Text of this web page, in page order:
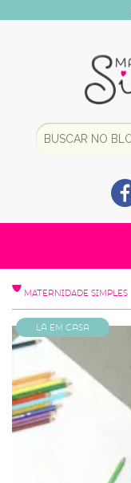
MATERNIDADE SIMPLES
Lá em Casa